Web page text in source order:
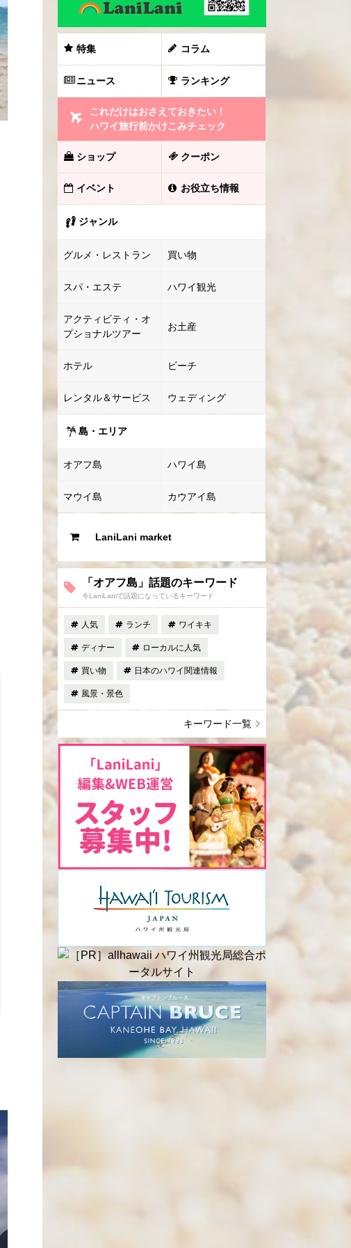
特集 コラム
ニュース ランキング
これだけはおさえておきたい！
ハワイ旅行前かけこみチェック
ショップ クーポン
イベント お役立ち情報
ジャンル
グルメ・レストラン 買い物
スパ・エステ ハワイ観光
アクティビティ・オ
プショナルツアー
お土産
ホテル ビーチ
レンタル＆サービス ウェディング
島・エリア
オアフ島 ハワイ島
マウイ島 カウアイ島
LaniLani market
「オアフ島」話題のキーワード
今LaniLaniで話題になっているキーワード
人気 ランチ ワイキキ
ディナー ローカルに人気
買い物 日本のハワイ関連情報
風景・景色
キーワード一覧